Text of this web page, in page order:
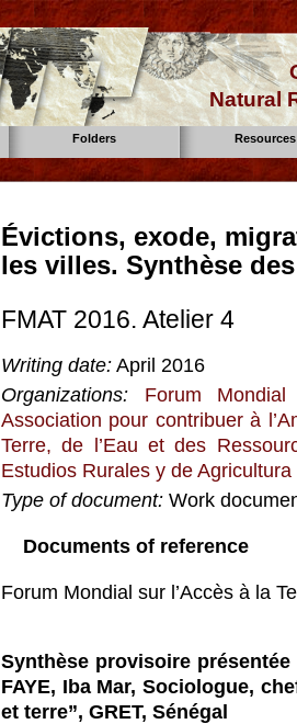
Natural
Folders Resources
Évictions, exode,
les villes. Synthèse
FMAT 2016. Atelier 4
Writing date: April 2016
Organizations:
Forum
Association pour contribuer à
Terre, de l’Eau et des
Estudios Rurales y de
Type of document: Work
Documents of reference
Forum Mondial sur l’Accès à la
Synthèse provisoire
FAYE, Iba Mar, Sociologue,
et terre”, GRET, Sénégal